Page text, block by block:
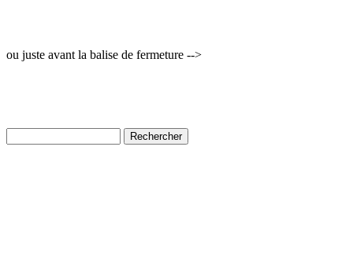
ou juste avant la balise de fermeture -->